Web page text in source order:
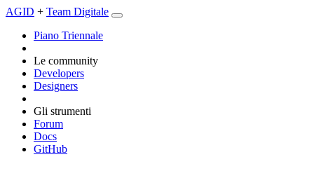
AGID + Team Digitale
Piano Triennale
Le community
Developers
Designers
Gli strumenti
Forum
Docs
GitHub